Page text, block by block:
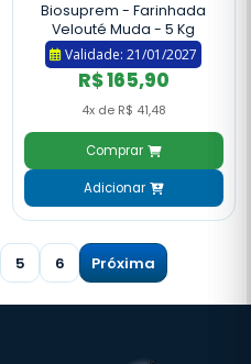
Biosuprem - Farinhada
Velouté Muda - 5 Kg
Validade: 21/01/2027
R$ 165,90
4x de R$ 41,48
Comprar
Adicionar
5 6 Próxima